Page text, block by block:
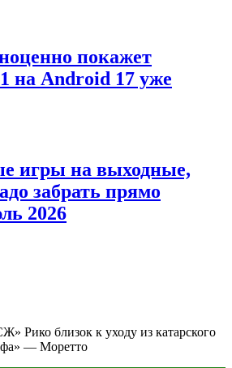
покажет
на Android 17 уже
игры на выходные,
забрать прямо
2026
Рико близок к уходу из катарского
— Моретто